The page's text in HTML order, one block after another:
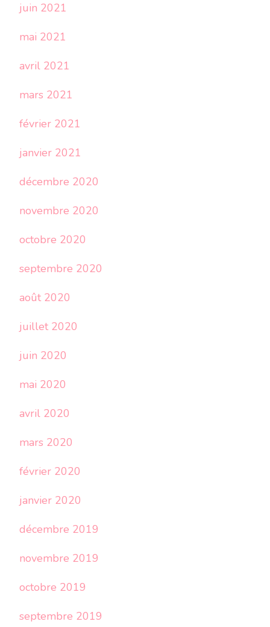
juin 2021
mai 2021
avril 2021
mars 2021
février 2021
janvier 2021
décembre 2020
novembre 2020
octobre 2020
septembre 2020
août 2020
juillet 2020
juin 2020
mai 2020
avril 2020
mars 2020
février 2020
janvier 2020
décembre 2019
novembre 2019
octobre 2019
septembre 2019